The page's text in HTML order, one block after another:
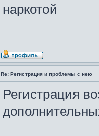
наркотой
Re: Регистрация и проблемы с нею
Регистрация